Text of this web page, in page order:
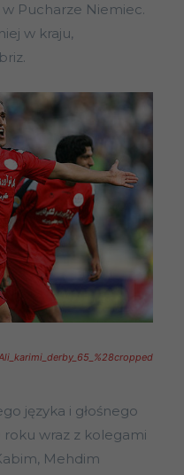
Pucharze Niemiec.
w kraju,
języka i głośnego
wraz z kolegami
Mehdim